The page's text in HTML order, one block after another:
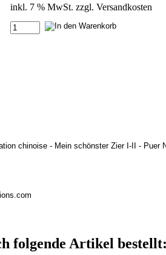
inkl. 7 % MwSt. zzgl. Versandkosten
chinoise - Mein schönster Zier I-II -
folgende Artikel bestellt: